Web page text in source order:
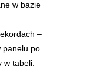
w bazie
–
panelu po
w tabeli.